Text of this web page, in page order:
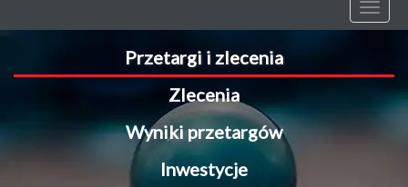
Toggle
Przetargi i zlecenia
Zlecenia
Wyniki przetargów
Inwestycje